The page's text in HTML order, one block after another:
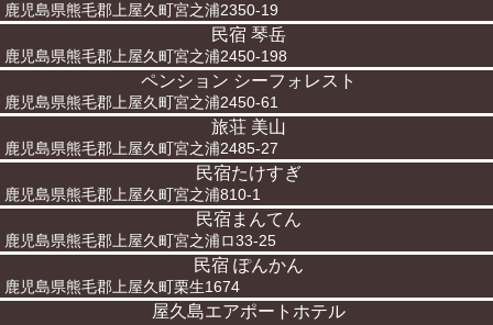
鹿児島県熊毛郡上屋久町宮之浦2350-19
民宿 琴岳
鹿児島県熊毛郡上屋久町宮之浦2450-198
ペンション シーフォレスト
鹿児島県熊毛郡上屋久町宮之浦2450-61
旅荘 美山
鹿児島県熊毛郡上屋久町宮之浦2485-27
民宿たけすぎ
鹿児島県熊毛郡上屋久町宮之浦810-1
民宿まんてん
鹿児島県熊毛郡上屋久町宮之浦ロ33-25
民宿 ぽんかん
鹿児島県熊毛郡上屋久町栗生1674
屋久島エアポートホテル